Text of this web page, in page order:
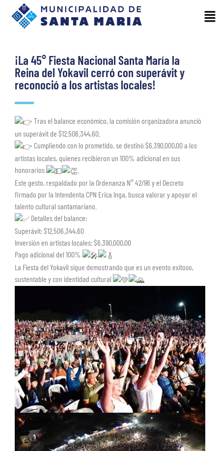
¡La 45° Fiesta Nacional Santa María la
Reina del Yokavil cerró con superávit y
reconoció a los artistas locales!
Tras el balance económico, la comisión organizadora anunció
un superávit de $12.506.344,60.
Cumpliendo con lo prometido, se destinó $6.390.000,00 a los
artistas locales, quienes recibieron un 100% adicional en sus
honorarios
Este gesto, respaldado por la Ordenanza N° 42/96 y el Decreto
firmado por la Intendenta CPN Erica Inga, busca valorar y apoyar el
talento cultural santamariano.
Detalles del balance:
Superávit: $12.506.344,60
Inversión en artistas locales: $6.390.000,00
Pago adicional del 100%
La Fiesta del Yokavil sigue demostrando que es un evento exitoso,
sustentable y con identidad cultural